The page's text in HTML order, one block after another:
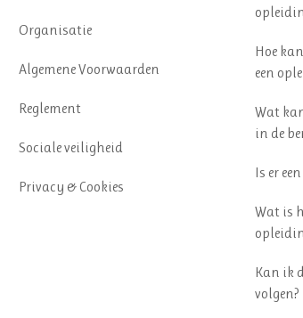
Organisatie
Algemene Voorwaarden
Reglement
Sociale veiligheid
Privacy & Cookies
Hoe
een
Wat
in de
Is er
Wat is
Kan ik
volgen?